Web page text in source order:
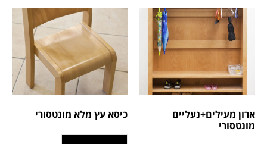
ארון מעילים+נעליים
מונטסורי
כיסא עץ מלא מונטסורי